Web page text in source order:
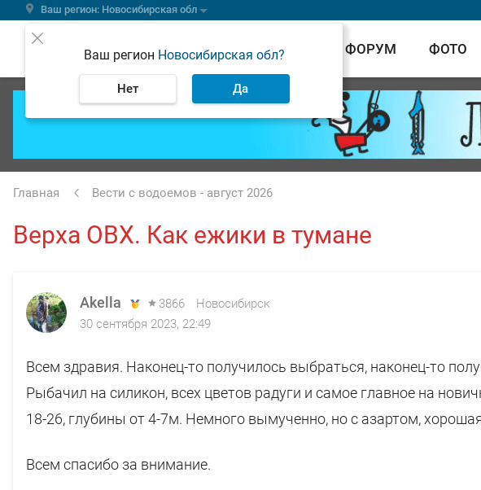
Ваш регион: Новосибирская обл
Ваш регион Новосибирская обл?
Нет Да
ВЕСТИ ФОРУМ ФОТО
Главная Вести с водоемов - август 2026
Верха ОВХ. Как ежики в тумане
Akella 3866
Новосибирск
30 сентября 2023, 22:49
Всем здравия. Наконец-то получилось выбраться, наконец-то
Рыбачил на силикон, всех цветов радуги и самое главное на
18-26, глубины от 4-7м. Немного вымученно, но с азартом,
Всем спасибо за внимание.